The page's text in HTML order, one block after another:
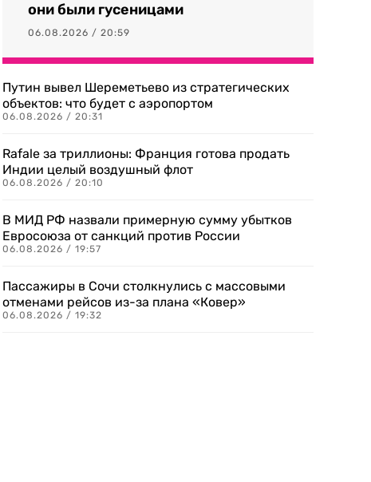
они были гусеницами
06.08.2026 / 20:59
Путин вывел Шереметьево из стратегических
объектов: что будет с аэропортом
06.08.2026 / 20:31
Rafale за триллионы: Франция готова продать
Индии целый воздушный флот
06.08.2026 / 20:10
В МИД РФ назвали примерную сумму убытков
Евросоюза от санкций против России
06.08.2026 / 19:57
Пассажиры в Сочи столкнулись с массовыми
отменами рейсов из-за плана «Ковер»
06.08.2026 / 19:32